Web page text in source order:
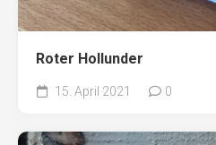
Roter Hollunder
15. April 2021 0